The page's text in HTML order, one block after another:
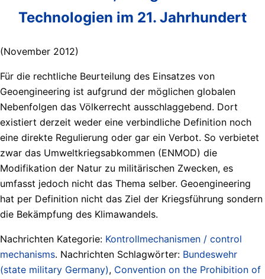
Technologien im 21. Jahrhundert
(November 2012)
Für die rechtliche Beurteilung des Einsatzes von
Geoengineering ist aufgrund der möglichen globalen
Nebenfolgen das Völkerrecht ausschlaggebend. Dort
existiert derzeit weder eine verbindliche Definition noch
eine direkte Regulierung oder gar ein Verbot. So verbietet
zwar das Umweltkriegsabkommen (ENMOD) die
Modifikation der Natur zu militärischen Zwecken, es
umfasst jedoch nicht das Thema selber. Geoengineering
hat per Definition nicht das Ziel der Kriegsführung sondern
die Bekämpfung des Klimawandels.
Nachrichten Kategorie: Kontrollmechanismen / control
mechanisms. Nachrichten Schlagwörter: Bundeswehr
(state military Germany), Convention on the Prohibition of